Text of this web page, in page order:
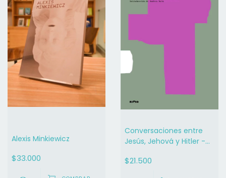
Alexis Minkiewicz
$33.000
Conversaciones entre
Jesús, Jehová y Hitler -
$21.500